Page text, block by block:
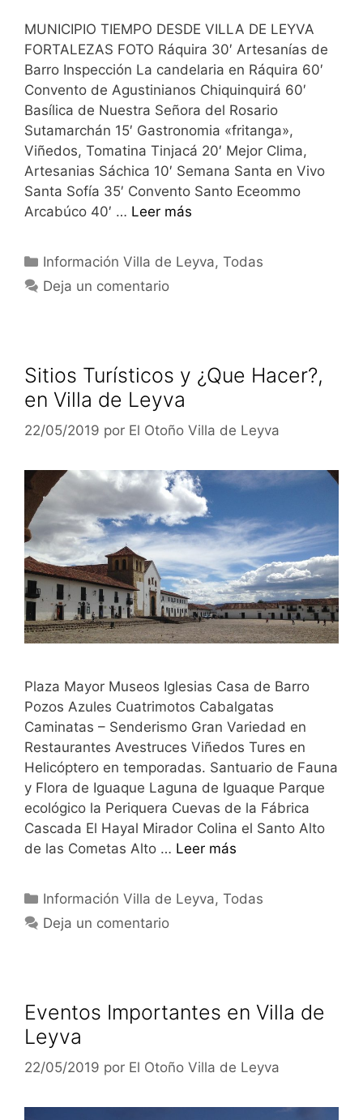
MUNICIPIO TIEMPO DESDE VILLA DE LEYVA
FORTALEZAS FOTO Ráquira 30′ Artesanías de
Barro Inspección La candelaria en Ráquira 60′
Convento de Agustinianos Chiquinquirá 60′
Basílica de Nuestra Señora del Rosario
Sutamarchán 15′ Gastronomia «fritanga»,
Viñedos, Tomatina Tinjacá 20′ Mejor Clima,
Artesanias Sáchica 10′ Semana Santa en Vivo
Santa Sofía 35′ Convento Santo Eceommo
Arcabúco 40′ … Leer más
Categorías
Información Villa de Leyva,Todas
Deja un comentario
Sitios Turísticos y ¿Que Hacer?,
en Villa de Leyva
22/05/2019 por El Otoño Villa de Leyva
Plaza Mayor Museos Iglesias Casa de Barro
Pozos Azules Cuatrimotos Cabalgatas
Caminatas – Senderismo Gran Variedad en
Restaurantes Avestruces Viñedos Tures en
Helicóptero en temporadas. Santuario de Fauna
y Flora de Iguaque Laguna de Iguaque Parque
ecológico la Periquera Cuevas de la Fábrica
Cascada El Hayal Mirador Colina el Santo Alto
de las Cometas Alto … Leer más
Categorías
Información Villa de Leyva,Todas
Deja un comentario
Eventos Importantes en Villa de
Leyva
22/05/2019 por El Otoño Villa de Leyva